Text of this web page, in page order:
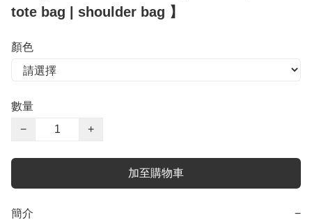
tote bag | shoulder bag 】
顏色
數量
−
+
加至購物車
簡介 −